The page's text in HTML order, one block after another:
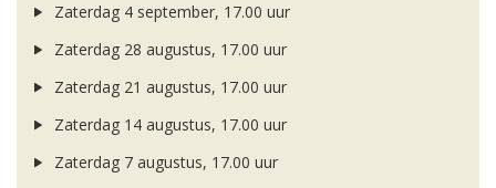
Zaterdag 4 september, 17.00 uur
Zaterdag 28 augustus, 17.00 uur
Zaterdag 21 augustus, 17.00 uur
Zaterdag 14 augustus, 17.00 uur
Zaterdag 7 augustus, 17.00 uur